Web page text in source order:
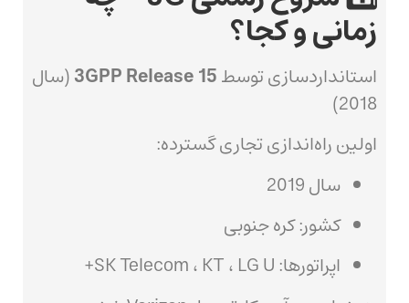
زمانی و کجا؟
استانداردسازی توسط3GPP Release 15(سال
2018)
اولین راه‌اندازی تجاری گسترده:
سال 2019
کشور: کره جنوبی
اپراتورها: SK Telecom ، KT ، LG U+